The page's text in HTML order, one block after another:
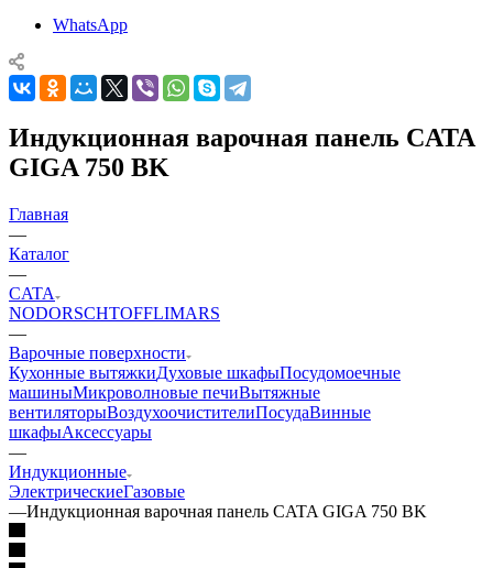
WhatsApp
Индукционная варочная панель CATA
GIGA 750 BK
Главная
—
Каталог
—
CATA
NODORSCHTOFFLIMARS
—
Варочные поверхности
Кухонные вытяжкиДуховые шкафыПосудомоечные
машиныМикроволновые печиВытяжные
вентиляторыВоздухоочистителиПосудаВинные
шкафыАксессуары
—
Индукционные
ЭлектрическиеГазовые
—Индукционная варочная панель CATA GIGA 750 BK